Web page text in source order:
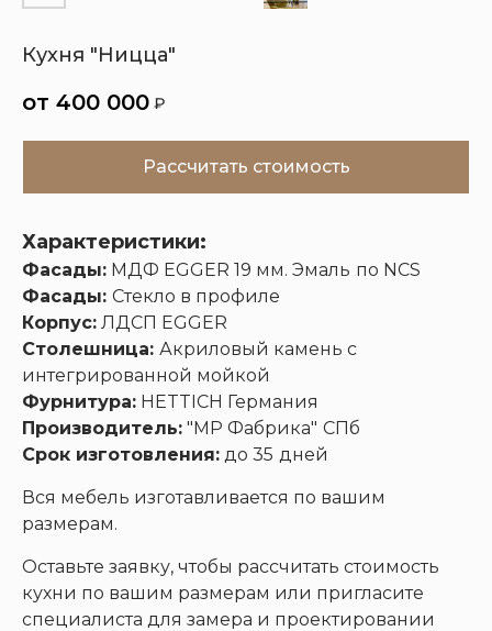
Кухни
Кухня "Ницца"
400 000 ₽
Рассчитать стоимость
Характеристики:
Фасады: МДФ EGGER 19 мм. Эмаль по NCS
Фасады: Стекло в профиле
Корпус: ЛДСП EGGER
Столешница: Акриловый камень с
интегрированной мойкой
Фурнитура: HETTICH Германия
Производитель: "МР Фабрика" СПб
Срок изготовления: до 35 дней
Вся мебель изготавливается по вашим
размерам.
Оставьте заявку, чтобы рассчитать стоимость
кухни по вашим размерам или пригласите
специалиста для замера и проектировании